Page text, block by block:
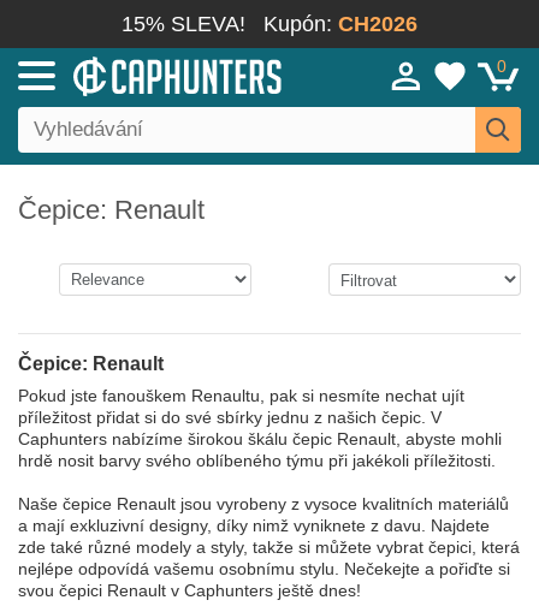
15% SLEVA! Kupón: CH2026
0
Čepice: Renault
Čepice: Renault
Pokud jste fanouškem Renaultu, pak si nesmíte nechat ujít
příležitost přidat si do své sbírky jednu z našich čepic. V
Caphunters nabízíme širokou škálu čepic Renault, abyste mohli
hrdě nosit barvy svého oblíbeného týmu při jakékoli příležitosti.
Naše čepice Renault jsou vyrobeny z vysoce kvalitních materiálů
a mají exkluzivní designy, díky nimž vyniknete z davu. Najdete
zde také různé modely a styly, takže si můžete vybrat čepici, která
nejlépe odpovídá vašemu osobnímu stylu. Nečekejte a pořiďte si
svou čepici Renault v Caphunters ještě dnes!